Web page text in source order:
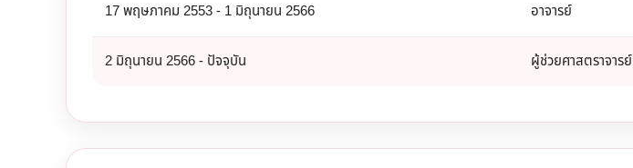
17 พฤษภาคม 2553 - 1 มิถุนายน 2566 อาจารย์
2 มิถุนายน 2566 - ปัจจุบัน ผู้ช่วยศาสตราจารย์